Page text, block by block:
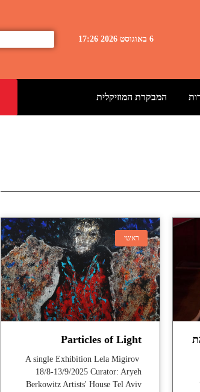
6 באוגוסט 2026 17:26
המבקרת המוזיקלית
ראשי
Particles of Light
A single Exhibition Lela Migirov
18/8-13/9/2025 Curator: Aryeh
Berkowitz Artists' House Tel Aviv